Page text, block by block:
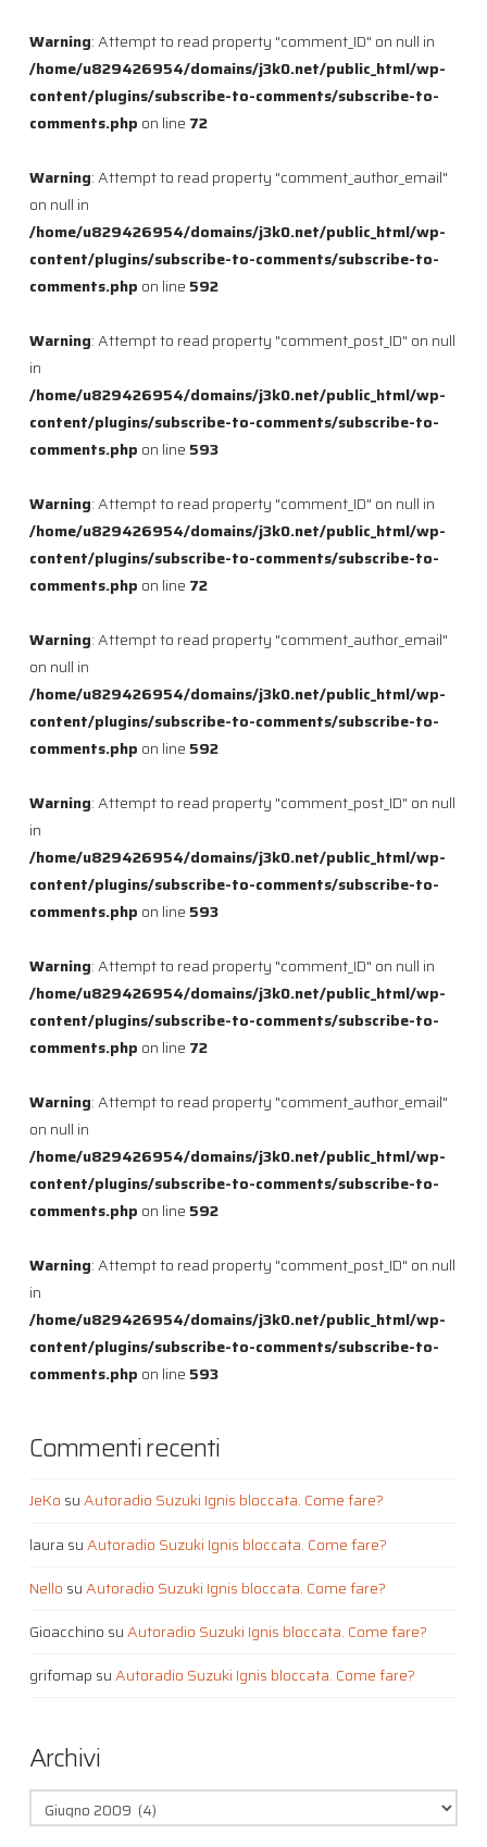
Warning: Attempt to read property "comment_ID" on null in
/home/u829426954/domains/j3k0.net/public_html/wp-
content/plugins/subscribe-to-comments/subscribe-to-
comments.php on line 72
Warning: Attempt to read property "comment_author_email"
on null in
/home/u829426954/domains/j3k0.net/public_html/wp-
content/plugins/subscribe-to-comments/subscribe-to-
comments.php on line 592
Warning: Attempt to read property "comment_post_ID" on null
in
/home/u829426954/domains/j3k0.net/public_html/wp-
content/plugins/subscribe-to-comments/subscribe-to-
comments.php on line 593
Warning: Attempt to read property "comment_ID" on null in
/home/u829426954/domains/j3k0.net/public_html/wp-
content/plugins/subscribe-to-comments/subscribe-to-
comments.php on line 72
Warning: Attempt to read property "comment_author_email"
on null in
/home/u829426954/domains/j3k0.net/public_html/wp-
content/plugins/subscribe-to-comments/subscribe-to-
comments.php on line 592
Warning: Attempt to read property "comment_post_ID" on null
in
/home/u829426954/domains/j3k0.net/public_html/wp-
content/plugins/subscribe-to-comments/subscribe-to-
comments.php on line 593
Warning: Attempt to read property "comment_ID" on null in
/home/u829426954/domains/j3k0.net/public_html/wp-
content/plugins/subscribe-to-comments/subscribe-to-
comments.php on line 72
Warning: Attempt to read property "comment_author_email"
on null in
/home/u829426954/domains/j3k0.net/public_html/wp-
content/plugins/subscribe-to-comments/subscribe-to-
comments.php on line 592
Warning: Attempt to read property "comment_post_ID" on null
in
/home/u829426954/domains/j3k0.net/public_html/wp-
content/plugins/subscribe-to-comments/subscribe-to-
comments.php on line 593
Commenti recenti
JeKo suAutoradio Suzuki Ignis bloccata. Come fare?
laura suAutoradio Suzuki Ignis bloccata. Come fare?
Nello suAutoradio Suzuki Ignis bloccata. Come fare?
Gioacchino suAutoradio Suzuki Ignis bloccata. Come fare?
grifomap suAutoradio Suzuki Ignis bloccata. Come fare?
Archivi
Archivi